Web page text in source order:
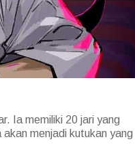
Ia memiliki 20 jari yang
menjadi kutukan yang